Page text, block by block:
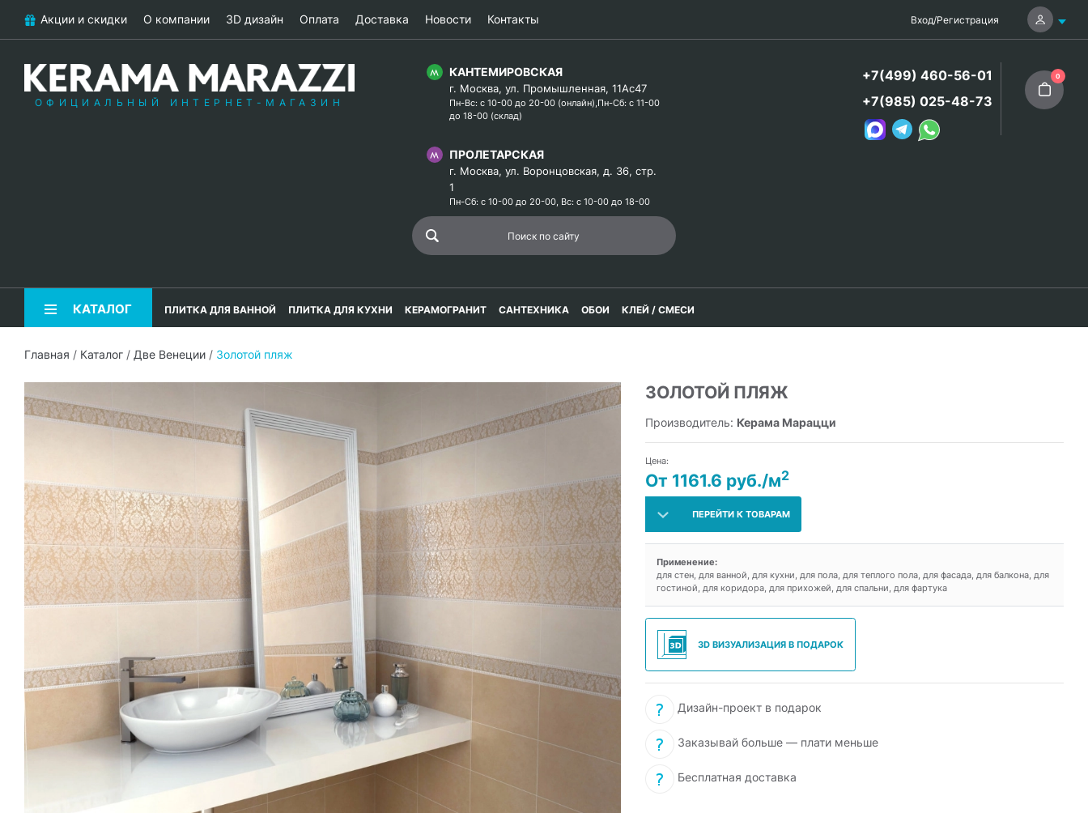
Акции и скидки О компании 3D дизайн Оплата Доставка Новости Контакты Вход/Регистрация
ОФИЦИАЛЬНЫЙ ИНТЕРНЕТ-МАГАЗИН
КАНТЕМИРОВСКАЯ
г. Москва, ул. Промышленная, 11Ас47
Пн-Вс: с 10-00 до 20-00 (онлайн),Пн-Сб: с 11-00
до 18-00 (склад)
ПРОЛЕТАРСКАЯ
г. Москва, ул. Воронцовская, д. 36, стр.
1
Пн-Сб: с 10-00 до 20-00, Вс: с 10-00 до 18-00
+7(499) 460-56-01
+7(985) 025-48-73
0
КАТАЛОГ ПЛИТКА ДЛЯ ВАННОЙ ПЛИТКА ДЛЯ КУХНИ КЕРАМОГРАНИТ САНТЕХНИКА ОБОИ КЛЕЙ / СМЕСИ
Главная / Каталог / Две Венеции / Золотой пляж
ЗОЛОТОЙ ПЛЯЖ
Производитель: Керама Марацци
Цена:
От 1161.6 руб./м2
ПЕРЕЙТИ К ТОВАРАМ
Применение:
для стен, для ванной, для кухни, для пола, для теплого пола, для фасада, для балкона, для
гостиной, для коридора, для прихожей, для спальни, для фартука
3D ВИЗУАЛИЗАЦИЯ В ПОДАРОК
Дизайн-проект в подарок
Заказывай больше — плати меньше
Бесплатная доставка